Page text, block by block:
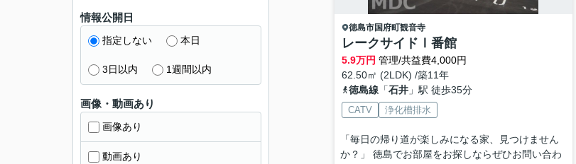
徳島市国府町観音寺
レークサイドⅠ番館
5.9万円 管理/共益費4,000円
62.50㎡ (2LDK) /築11年
徳島線「石井」駅 徒歩35分
CATV 浄化槽排水
「毎日の帰り道が楽しみになる家、見つけません
か？」 徳島でお部屋をお探しならぜひお問い合わ
情報公開日
指定しない 本日
3日以内 1週間以内
画像・動画あり
画像あり
動画あり